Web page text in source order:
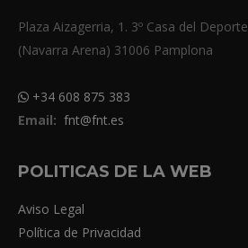
Plaza Aizagerria, 1. 3º Casa del Deporte
(Navarra Arena) 31006 Pamplona
+34 608 875 383
Email: fnt@fnt.es
POLITICAS DE LA WEB
Aviso Legal
Política de Privacidad